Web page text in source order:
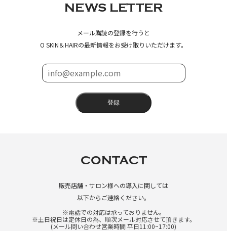
NEWS LETTER
メール購読の登録を行うと
O SKIN＆HAIRの最新情報をお受け取りいただけます。
登録
CONTACT
販売店舗・サロン様への導入に関しては
以下からご連絡ください。
※電話での対応は承っておりません。
※土日祝日は定休日の為、順次メール対応させて頂きます。
(メール問い合わせ営業時間 平日11:00~17:00)